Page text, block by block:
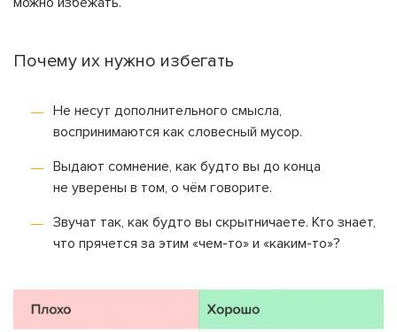
Почему их нужно избегать
Не несут дополнительного смысла,
воспринимаются как словесный мусор.
Выдают сомнение, как будто вы до конца
не уверены в том, о чём говорите.
Звучат так, как будто вы скрытничаете. Кто знает,
что прячется за этим «чем-то» и «каким-то»?